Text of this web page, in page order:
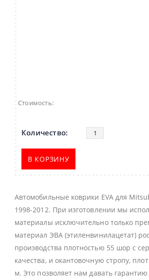
Стоимость:
В КОРЗИНУ
Автомобильные коврики EVA для
1998-2012. При изготовлении мы
материалы исключительно только
материал ЭВА (этиленвинилацетат)
производства плотностью 55 шор с
качества, и окантовочную стропу,
м. Это позволяет нам давать